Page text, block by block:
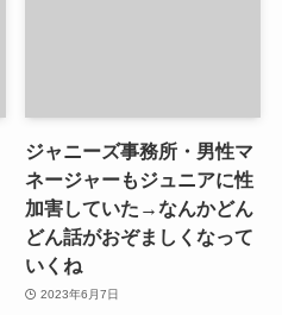
ジャニーズ事務所・男性マ
ネージャーもジュニアに性
加害していた→なんかどん
どん話がおぞましくなって
いくね
2023年6月7日